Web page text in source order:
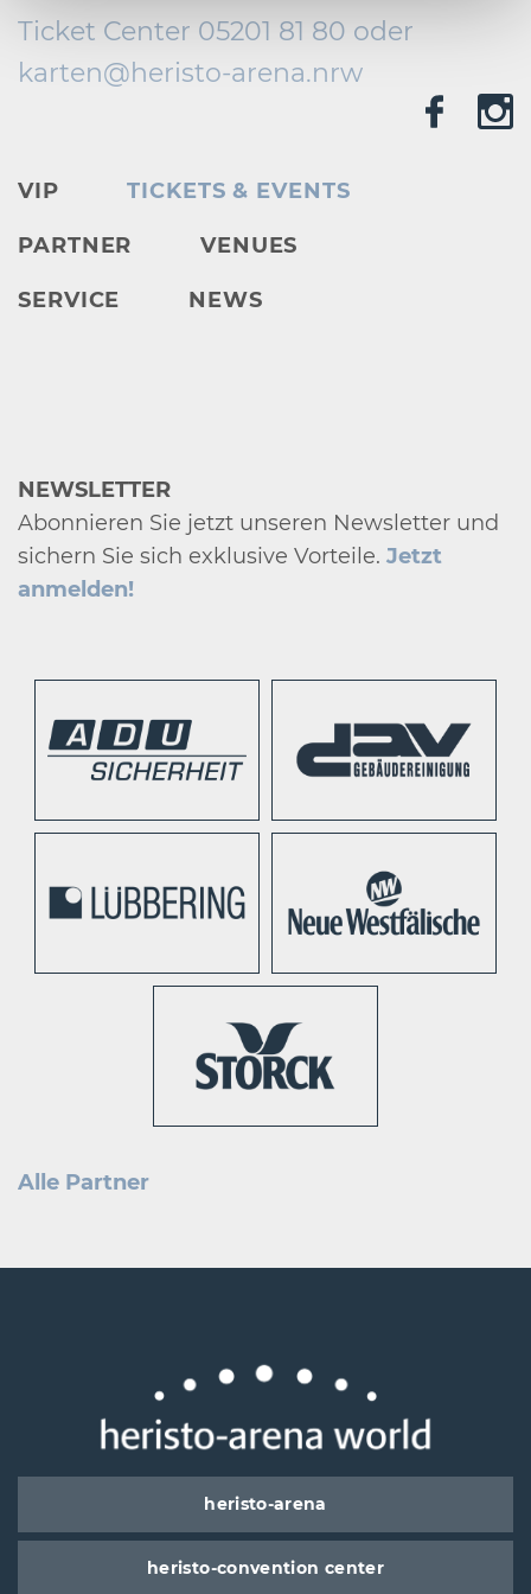
Ticket Center 05201 81 80 oder
karten@heristo-arena.nrw
VIP TICKETS & EVENTS
PARTNER VENUES
SERVICE NEWS
NEWSLETTER
Abonnieren Sie jetzt unseren Newsletter und
sichern Sie sich exklusive Vorteile. Jetzt
anmelden!
Alle Partner
heristo-arena
heristo-convention center